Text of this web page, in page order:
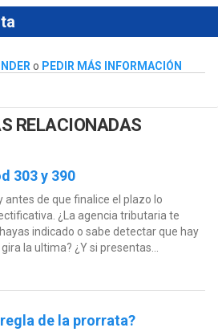
o PEDIR MÁS INFORMACIÓN
RELACIONADAS
303 y 390
antes de que finalice el plazo lo
¿La agencia tributaria te
indicado o sabe detectar que hay
la ultima? ¿Y si presentas...
de la prorrata?